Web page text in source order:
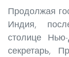
Продолжая
Индия,
столице
секретарь,